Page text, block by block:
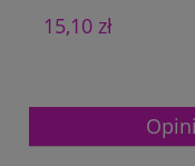
15,10 zł